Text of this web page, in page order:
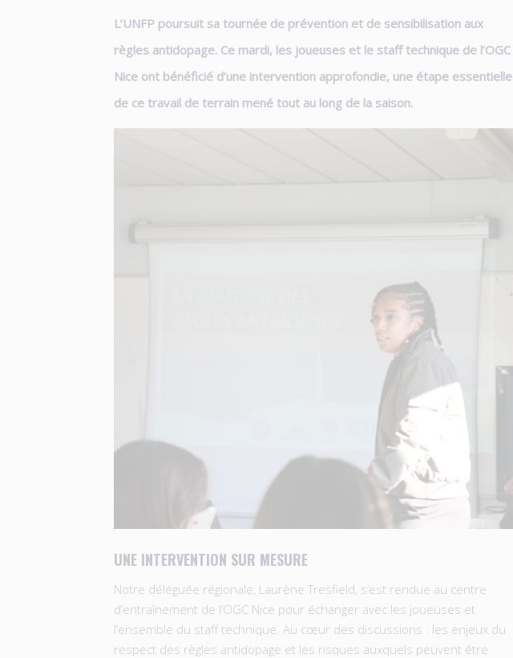
L’UNFP poursuit sa tournée de prévention et de sensibilisation aux
règles antidopage. Ce mardi, les joueuses et le staff technique de l’OGC
Nice ont bénéficié d’une intervention approfondie, une étape essentielle
de ce travail de terrain mené tout au long de la saison.
UNE INTERVENTION SUR MESURE
Notre déléguée régionale, Laurène Tresfield, s’est rendue au centre
d’entraînement de l’OGC Nice pour échanger avec les joueuses et
l’ensemble du staff technique. Au cœur des discussions : les enjeux du
respect des règles antidopage et les risques auxquels peuvent être